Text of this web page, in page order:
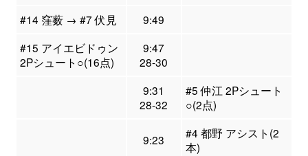
#14 窪薮 → #7 伏見
9:49
#15 アイエビドゥン
2Pシュート○(16点)
9:47
28-30
9:31
28-32
#5 仲江 2Pシュート
○(2点)
9:23
#4 都野 アシスト(2
本)